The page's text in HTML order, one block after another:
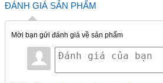
ĐÁNH GIÁ SẢN PHẨM
Mời bạn gửi đánh giá về sản phẩm